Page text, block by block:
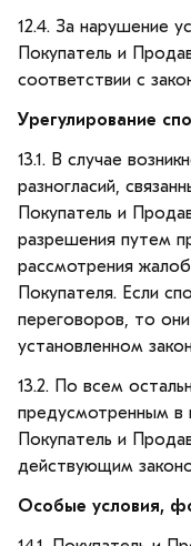
12.4. За нарушение
Покупатель и
соответствии с
Урегулирование
13.1. В случае
разногласий,
Покупатель и
разрешения путем
рассмотрения
Покупателя. Если
переговоров, то
установленном
13.2. По всем
предусмотренным в
Покупатель и
действующим
Особые условия,